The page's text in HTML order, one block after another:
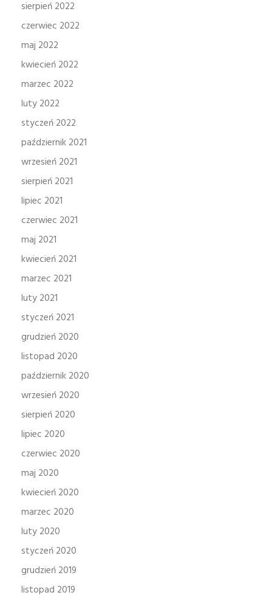
sierpień 2022
czerwiec 2022
maj 2022
kwiecień 2022
marzec 2022
luty 2022
styczeń 2022
październik 2021
wrzesień 2021
sierpień 2021
lipiec 2021
czerwiec 2021
maj 2021
kwiecień 2021
marzec 2021
luty 2021
styczeń 2021
grudzień 2020
listopad 2020
październik 2020
wrzesień 2020
sierpień 2020
lipiec 2020
czerwiec 2020
maj 2020
kwiecień 2020
marzec 2020
luty 2020
styczeń 2020
grudzień 2019
listopad 2019